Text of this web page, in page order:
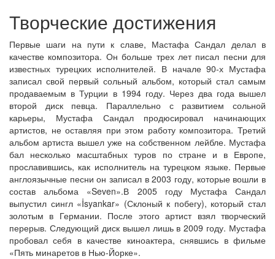
Творческие достижения
Первые шаги на пути к славе, Мастафа Сандал делал в
качестве композитора. Он больше трех лет писал песни для
известных турецких исполнителей. В начале 90-х Мустафа
записал свой первый сольный альбом, который стал самым
продаваемым в Турции в 1994 году. Через два года вышел
второй диск певца. Параллельно с развитием сольной
карьеры, Мустафа Сандал продюсировал начинающих
артистов, не оставляя при этом работу композитора. Третий
альбом артиста вышел уже на собственном лейбле. Мустафа
бал несколько масштабных туров по стране и в Европе,
прославившись, как исполнитель на турецком языке. Первые
англоязычные песни он записал в 2003 году, которые вошли в
состав альбома «Seven».В 2005 году Мустафа Сандал
выпустил сингл «İsyankar» (Склоный к побегу), который стал
золотым в Германии. После этого артист взял творческий
перерыв. Следующий диск вышел лишь в 2009 году. Мустафа
пробовал себя в качестве киноактера, снявшись в фильме
«Пять минаретов в Нью-Йорке».